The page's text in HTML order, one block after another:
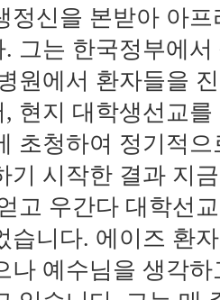
정신을 본받아 아
. 그는 한국정부에
원에서 환자들을
, 현지 대학생선교
초청하여 정기적
기 시작한 결과 지
고 우간다 대학선
습니다. 에이즈 환
나 예수님을 생각